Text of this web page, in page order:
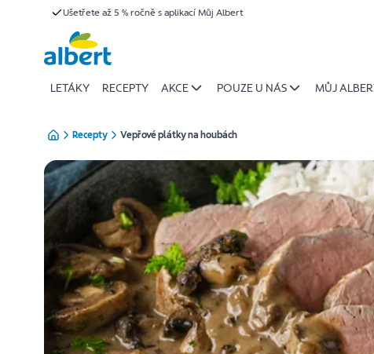
Ušetřete až 5 % ročně s aplikací Můj Albert
LETÁKY RECEPTY AKCE POUZE U NÁS MŮJ
Recepty Vepřové plátky na houbách